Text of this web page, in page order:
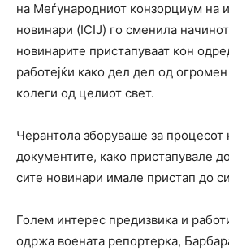
на Меѓународниот конзорциум на
новинари (ICIJ) го сменила
новинарите пристапуваат кон
работејќи како дел дел од
колеги од целиот свет.
Черантола зборуваше за процесот
документите, како пристапувале
сите новинари имале пристап до
Голем интерес предизвика и
одржа воената репортерка,